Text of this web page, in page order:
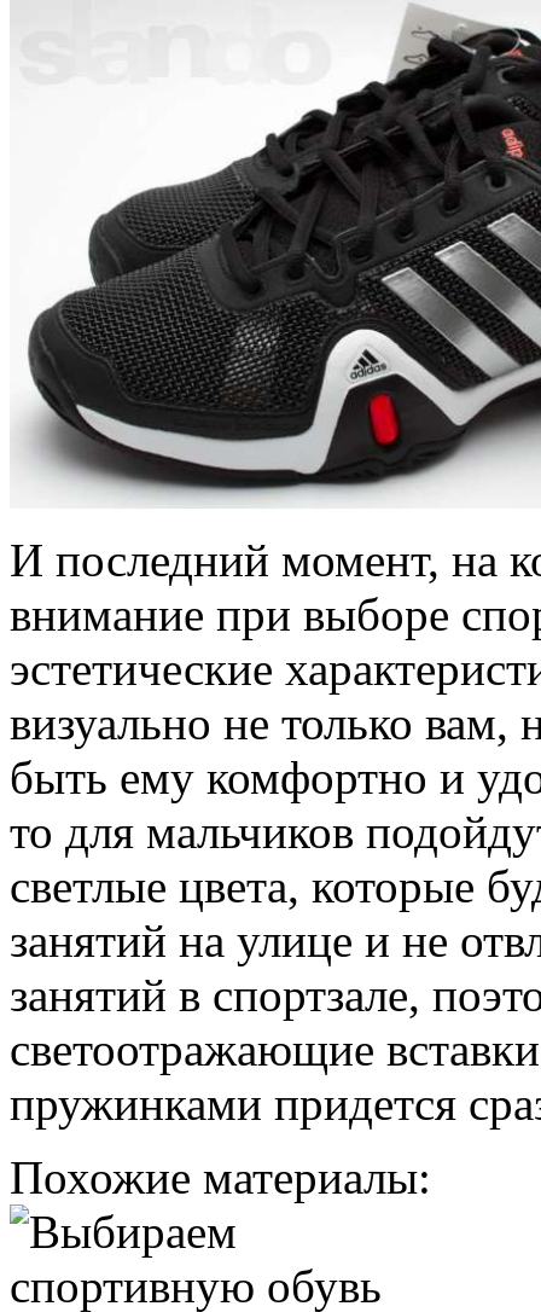
И последний момент, на
внимание при выборе
эстетические
визуально не только
быть ему комфортно и
то для мальчиков
светлые цвета, которые
занятий на улице и не
занятий в спортзале,
светоотражающие
пружинками придется
Похожие материалы: